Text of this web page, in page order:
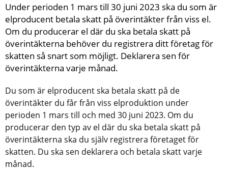
Under perioden 1 mars till 30 juni 2023 ska du som är
elproducent betala skatt på överintäkter från viss el.
Om du producerar el där du ska betala skatt på
överintäkterna behöver du registrera ditt företag för
skatten så snart som möjligt. Deklarera sen för
överintäkterna varje månad.
Du som är elproducent ska betala skatt på de
överintäkter du får från viss elproduktion under
perioden 1 mars till och med 30 juni 2023. Om du
producerar den typ av el där du ska betala skatt på
överintäkterna ska du själv registrera företaget för
skatten. Du ska sen deklarera och betala skatt varje
månad.